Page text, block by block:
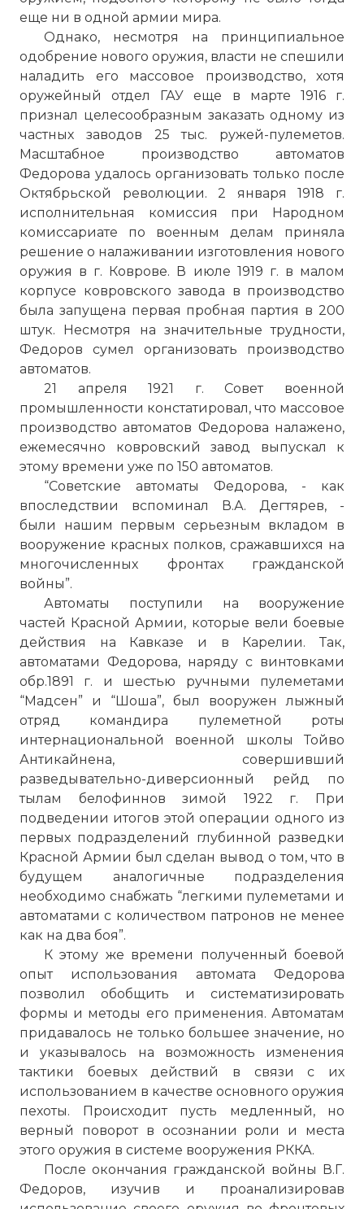
еще ни в одной армии мира.
Однако, несмотря на принципиальное
одобрение нового оружия, власти не спешили
наладить его массовое производство, хотя
оружейный отдел ГАУ еще в марте 1916 г.
признал целесообразным заказать одному из
частных заводов 25 тыс. ружей-пулеметов.
Масштабное производство автоматов
Федорова удалось организовать только после
Октябрьской революции. 2 января 1918 г.
исполнительная комиссия при Народном
комиссариате по военным делам приняла
решение о налаживании изготовления нового
оружия в г. Коврове. В июле 1919 г. в малом
корпусе ковровского завода в производство
была запущена первая пробная партия в 200
штук. Несмотря на значительные трудности,
Федоров сумел организовать производство
автоматов.
21 апреля 1921 г. Совет военной
промышленности констатировал, что массовое
производство автоматов Федорова налажено,
ежемесячно ковровский завод выпускал к
этому времени уже по 150 автоматов.
“Советские автоматы Федорова, - как
впоследствии вспоминал В.А. Дегтярев, -
были нашим первым серьезным вкладом в
вооружение красных полков, сражавшихся на
многочисленных фронтах гражданской
войны”.
Автоматы поступили на вооружение
частей Красной Армии, которые вели боевые
действия на Кавказе и в Карелии. Так,
автоматами Федорова, наряду с винтовками
обр.1891 г. и шестью ручными пулеметами
“Мадсен” и “Шоша”, был вооружен лыжный
отряд командира пулеметной роты
интернациональной военной школы Тойво
Антикайнена, совершивший
разведывательно-диверсионный рейд по
тылам белофиннов зимой 1922 г. При
подведении итогов этой операции одного из
первых подразделений глубинной разведки
Красной Армии был сделан вывод о том, что в
будущем аналогичные подразделения
необходимо снабжать “легкими пулеметами и
автоматами с количеством патронов не менее
как на два боя”.
К этому же времени полученный боевой
опыт использования автомата Федорова
позволил обобщить и систематизировать
формы и методы его применения. Автоматам
придавалось не только большее значение, но
и указывалось на возможность изменения
тактики боевых действий в связи с их
использованием в качестве основного оружия
пехоты. Происходит пусть медленный, но
верный поворот в осознании роли и места
этого оружия в системе вооружения РККА.
После окончания гражданской войны В.Г.
Федоров, изучив и проанализировав